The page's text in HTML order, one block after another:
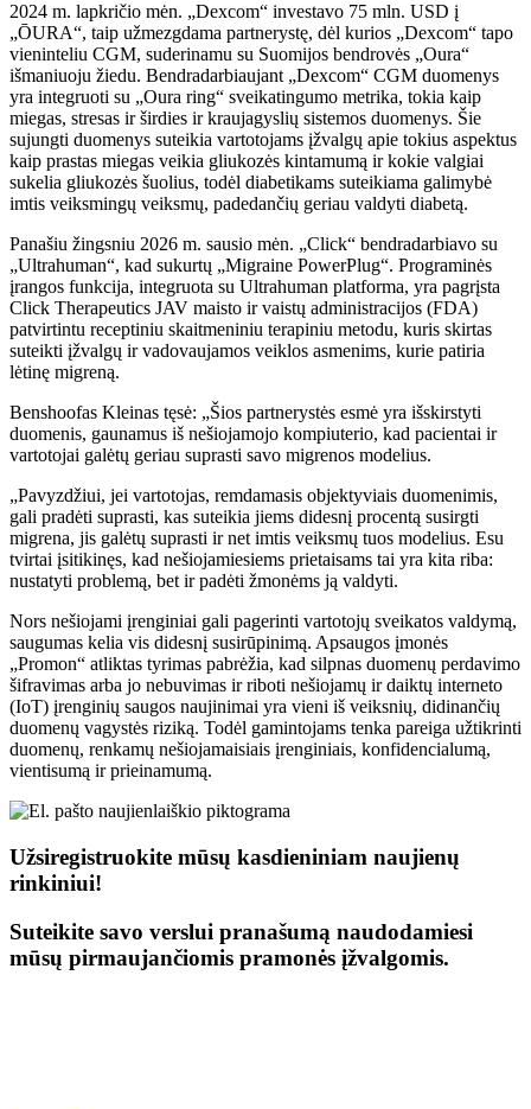
2024 m. lapkričio mėn. „Dexcom“ investavo 75 mln. USD į
„ŌURA“, taip užmezgdama partnerystę, dėl kurios „Dexcom“ tapo
vieninteliu CGM, suderinamu su Suomijos bendrovės „Oura“
išmaniuoju žiedu. Bendradarbiaujant „Dexcom“ CGM duomenys
yra integruoti su „Oura ring“ sveikatingumo metrika, tokia kaip
miegas, stresas ir širdies ir kraujagyslių sistemos duomenys. Šie
sujungti duomenys suteikia vartotojams įžvalgų apie tokius aspektus
kaip prastas miegas veikia gliukozės kintamumą ir kokie valgiai
sukelia gliukozės šuolius, todėl diabetikams suteikiama galimybė
imtis veiksmingų veiksmų, padedančių geriau valdyti diabetą.
Panašiu žingsniu 2026 m. sausio mėn. „Click“ bendradarbiavo su
„Ultrahuman“, kad sukurtų „Migraine PowerPlug“. Programinės
įrangos funkcija, integruota su Ultrahuman platforma, yra pagrįsta
Click Therapeutics JAV maisto ir vaistų administracijos (FDA)
patvirtintu receptiniu skaitmeniniu terapiniu metodu, kuris skirtas
suteikti įžvalgų ir vadovaujamos veiklos asmenims, kurie patiria
lėtinę migreną.
Benshoofas Kleinas tęsė: „Šios partnerystės esmė yra išskirstyti
duomenis, gaunamus iš nešiojamojo kompiuterio, kad pacientai ir
vartotojai galėtų geriau suprasti savo migrenos modelius.
„Pavyzdžiui, jei vartotojas, remdamasis objektyviais duomenimis,
gali pradėti suprasti, kas suteikia jiems didesnį procentą susirgti
migrena, jis galėtų suprasti ir net imtis veiksmų tuos modelius. Esu
tvirtai įsitikinęs, kad nešiojamiesiems prietaisams tai yra kita riba:
nustatyti problemą, bet ir padėti žmonėms ją valdyti.
Nors nešiojami įrenginiai gali pagerinti vartotojų sveikatos valdymą,
saugumas kelia vis didesnį susirūpinimą. Apsaugos įmonės
„Promon“ atliktas tyrimas pabrėžia, kad silpnas duomenų perdavimo
šifravimas arba jo nebuvimas ir riboti nešiojamų ir daiktų interneto
(IoT) įrenginių saugos naujinimai yra vieni iš veiksnių, didinančių
duomenų vagystės riziką. Todėl gamintojams tenka pareiga užtikrinti
duomenų, renkamų nešiojamaisiais įrenginiais, konfidencialumą,
vientisumą ir prieinamumą.
Užsiregistruokite mūsų kasdieniniam naujienų
rinkiniui!
Suteikite savo verslui pranašumą naudodamiesi
mūsų pirmaujančiomis pramonės įžvalgomis.